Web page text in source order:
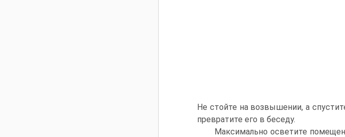
Не стойте на возвышении, а
превратите его в беседу.
Максимально осветите